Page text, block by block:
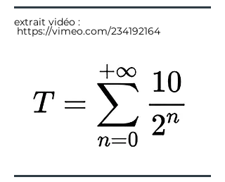
extrait vidéo :
https://vimeo.com/234192164